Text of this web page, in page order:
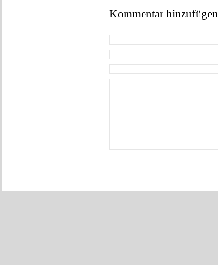
Kommentar hinzufügen